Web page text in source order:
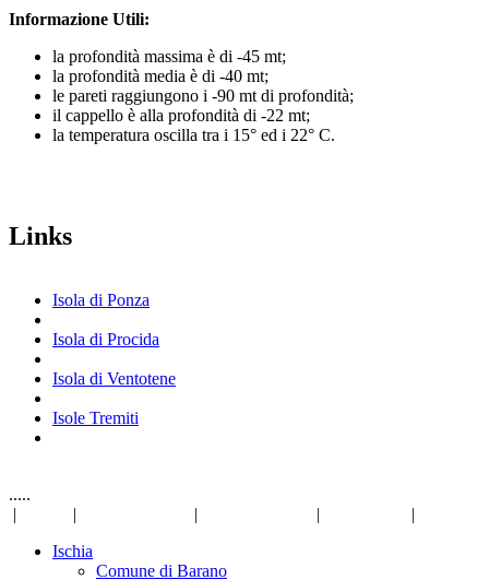
Informazione Utili:
la profondità massima è di -45 mt;
la profondità media è di -40 mt;
le pareti raggiungono i -90 mt di profondità;
il cappello è alla profondità di -22 mt;
la temperatura oscilla tra i 15° ed i 22° C.
Links
Isola di Ponza
Isola di Procida
Isola di Ventotene
Isole Tremiti
.....
|
| | |
|
Ischia
Comune di Barano